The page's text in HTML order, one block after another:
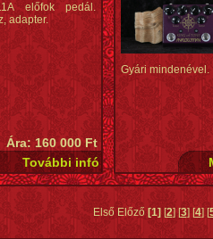
előfok pedál.
adapter.
Ára: 160 000 Ft
Gyári mindenével.
Első Előző [1][2] [3] [4] [